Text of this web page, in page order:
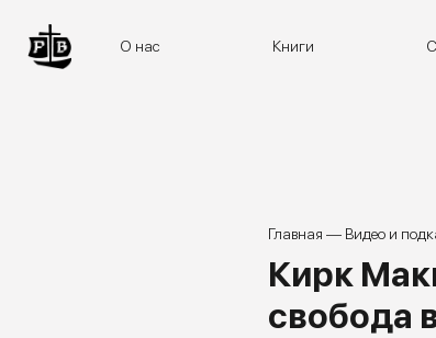
content
О нас Книги
Главная — Видео и
Кирк
свобода